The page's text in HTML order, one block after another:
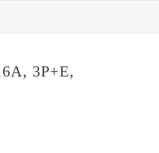
3P+E,